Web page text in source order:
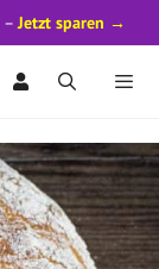
–Jetzt sparen →